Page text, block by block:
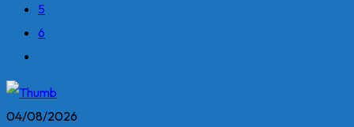
5
6
04/08/2026